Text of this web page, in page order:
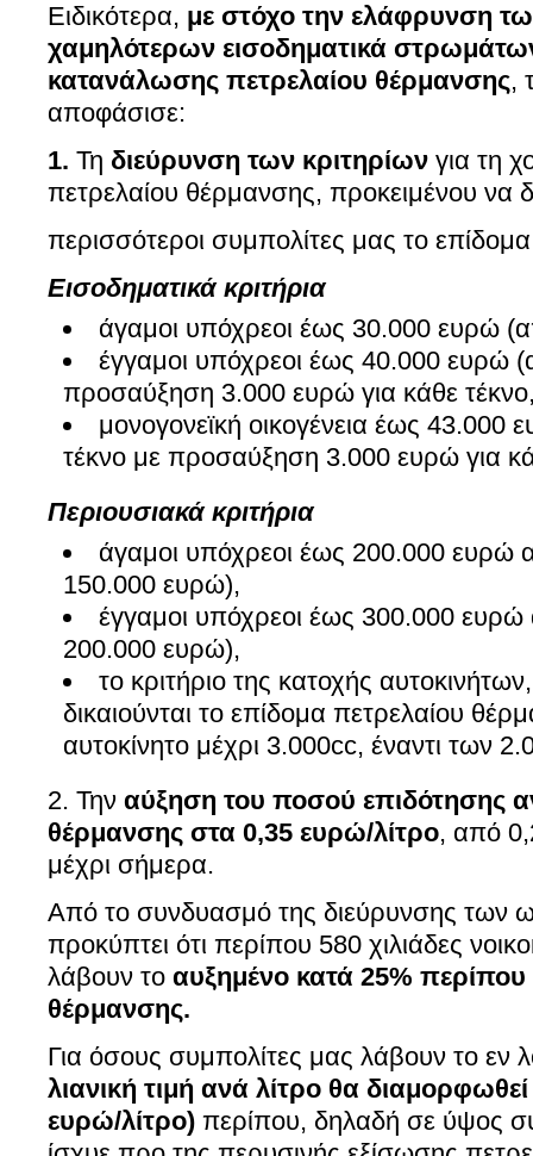
Ειδικότερα, με στόχο την ελάφρυνση
χαμηλότερων εισοδηματικά
κατανάλωσηςπετρελαίου θέρμανσης,
αποφάσισε:
1.Τη διεύρυνση των κριτηρίωνγια τη
πετρελαίου θέρμανσης, προκειμένου να
περισσότεροι συμπολίτες μας το
Εισοδηματικά κριτήρια
άγαμοι υπόχρεοι έως 30.000 ευρώ
έγγαμοι υπόχρεοι έως 40.000 ευρώ
προσαύξηση 3.000 ευρώ για κάθε
μονογονεϊκή οικογένεια έως 43.000
τέκνο με προσαύξηση 3.000 ευρώ για
Περιουσιακά κριτήρια
άγαμοι υπόχρεοι έως 200.000 ευρώ
150.000 ευρώ),
έγγαμοι υπόχρεοι έως 300.000 ευρώ
200.000 ευρώ),
το κριτήριο της κατοχής
δικαιούνται το επίδομα πετρελαίου
αυτοκίνητο μέχρι 3.000cc, έναντι των
2. Τηναύξηση του ποσού επιδότησης
θέρμανσης στα 0,35 ευρώ/λίτρο, από
μέχρι σήμερα.
Από το συνδυασμό της διεύρυνσης των
προκύπτει ότι περίπου 580 χιλιάδες
λάβουν τοαυξημένο κατά 25%
θέρμανσης.
Για όσους συμπολίτες μας λάβουν το εν
λιανική τιμή ανά λίτρο θα
ευρώ/λίτρο) περίπου, δηλαδή σε ύψος